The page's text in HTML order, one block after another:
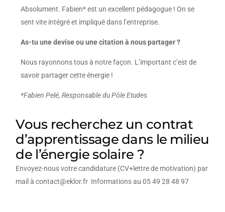
Absolument. Fabien* est un excellent pédagogue ! On se
sent vite intégré et impliqué dans l’entreprise.
As-tu une devise ou une citation à nous partager ?
Nous rayonnons tous à notre façon. L’important c’est de
savoir partager cette énergie !
*Fabien Pelé, Responsable du Pôle Etudes
Vous recherchez un contrat
d’apprentissage dans le milieu
de l’énergie solaire ?
Envoyez-nous votre candidature (CV+lettre de motivation) par
mail à contact@eklor.fr Informations au 05 49 28 48 97